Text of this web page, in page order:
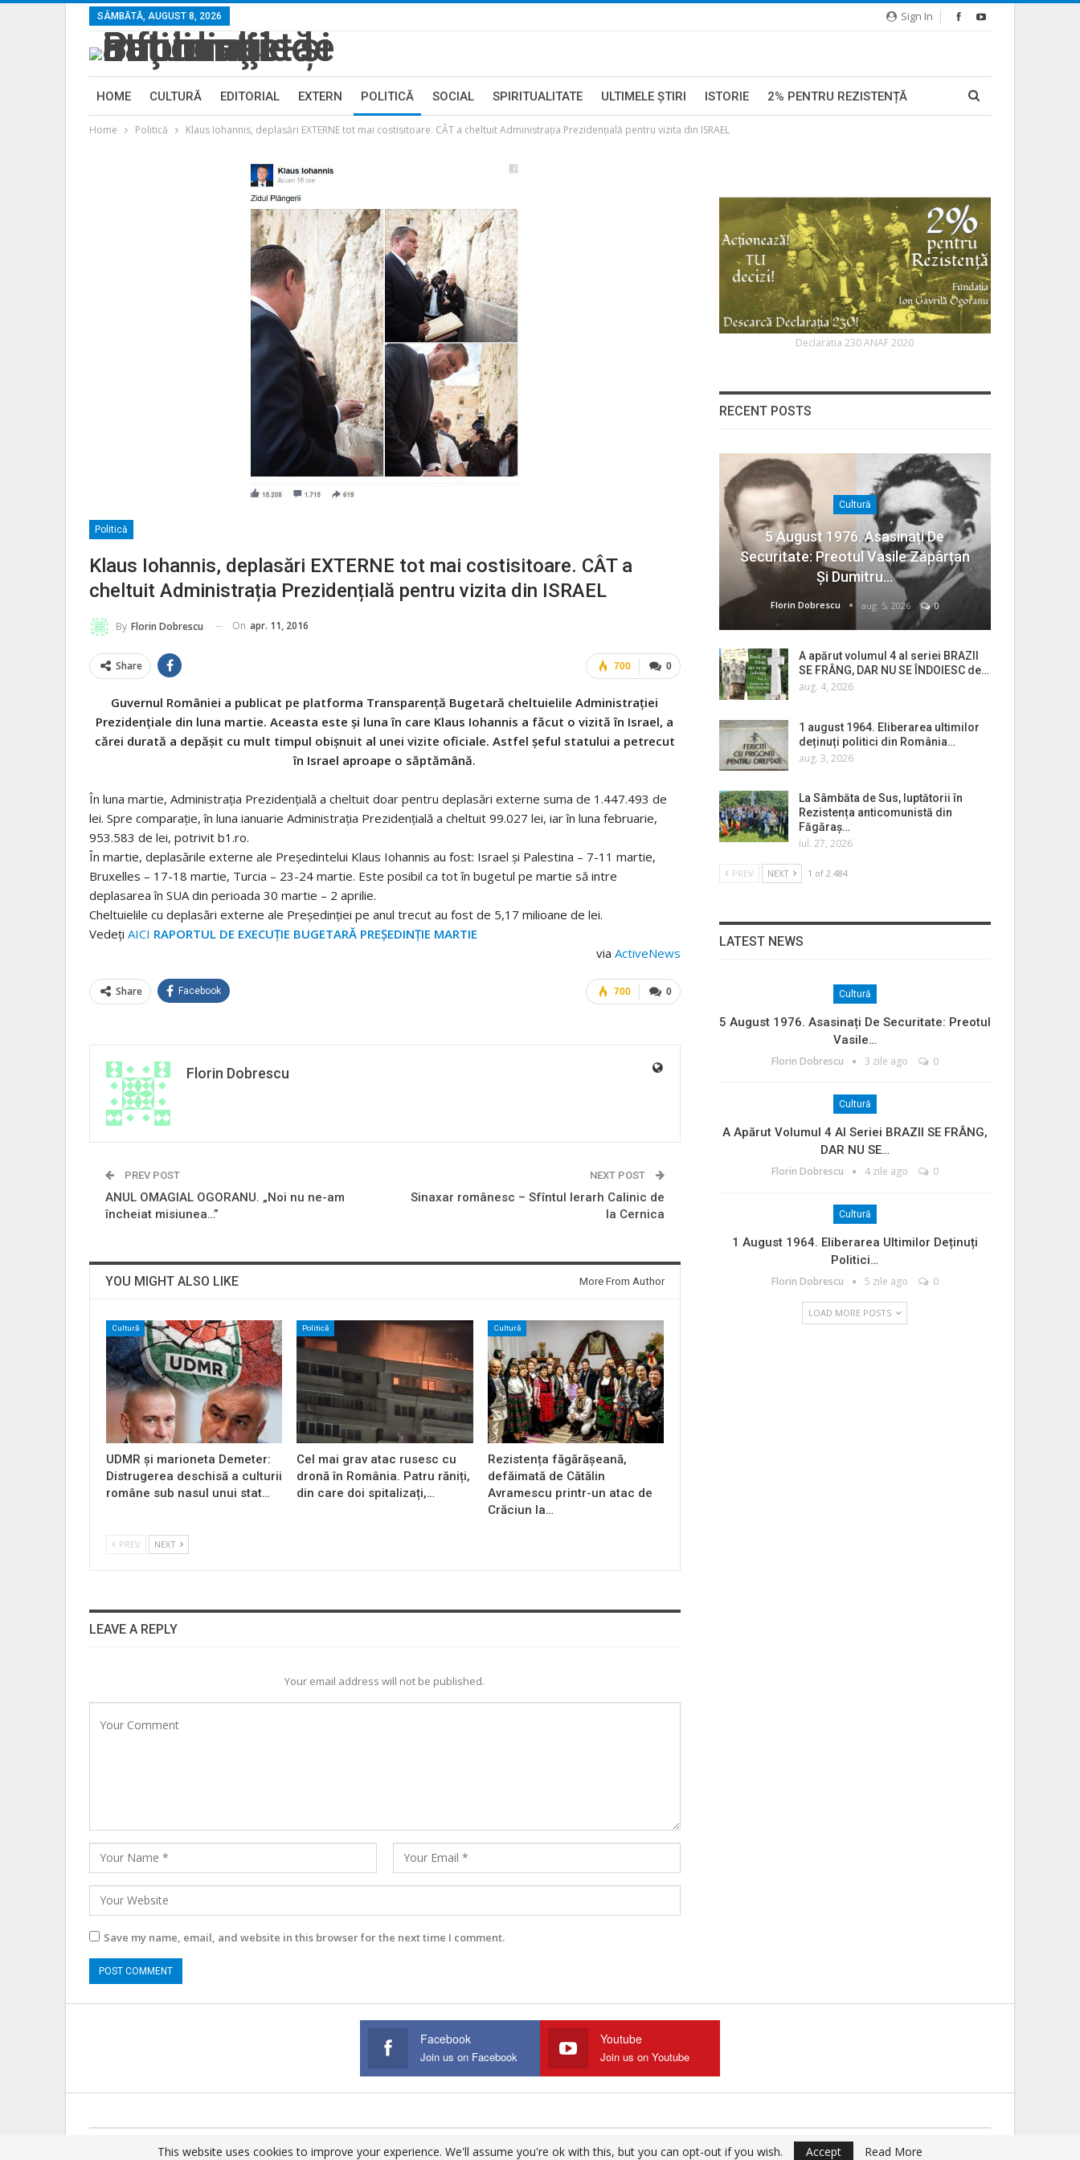
Sign In
SÂMBĂTĂ, AUGUST 8, 2026
HOME CULTURĂ EDITORIAL EXTERN POLITICĂ SOCIAL SPIRITUALITATE ULTIMELE ŞTIRI ISTORIE 2% PENTRU REZISTENȚĂ
Home Politică Klaus Iohannis, deplasări EXTERNE tot mai costisitoare. CÂT a cheltuit Administrația Prezidențială pentru vizita din ISRAEL
Politică
Klaus Iohannis, deplasări EXTERNE tot mai costisitoare. CÂT a
cheltuit Administrația Prezidențială pentru vizita din ISRAEL
By Florin Dobrescu On apr. 11, 2016
0
700
Share
Guvernul României a publicat pe platforma Transparență Bugetară cheltuielile Administrației
Prezidențiale din luna martie. Aceasta este și luna în care Klaus Iohannis a făcut o vizită în Israel, a
cărei durată a depășit cu mult timpul obișnuit al unei vizite oficiale. Astfel șeful statului a petrecut
în Israel aproape o săptămână.
În luna martie, Administrația Prezidențială a cheltuit doar pentru deplasări externe suma de 1.447.493 de
lei. Spre comparație, în luna ianuarie Administrația Prezidențială a cheltuit 99.027 lei, iar în luna februarie,
953.583 de lei, potrivit b1.ro.
În martie, deplasările externe ale Președintelui Klaus Iohannis au fost: Israel și Palestina – 7-11 martie,
Bruxelles – 17-18 martie, Turcia – 23-24 martie. Este posibil ca tot în bugetul pe martie să intre
deplasarea în SUA din perioada 30 martie – 2 aprilie.
Cheltuielile cu deplasări externe ale Președinției pe anul trecut au fost de 5,17 milioane de lei.
Vedeți AICI RAPORTUL DE EXECUȚIE BUGETARĂ PREȘEDINȚIE MARTIE
via ActiveNews
0
700
Share Facebook
Florin Dobrescu
PREV POST
ANUL OMAGIAL OGORANU. „Noi nu ne-am
încheiat misiunea…”
NEXT POST
Sinaxar românesc – Sfîntul Ierarh Calinic de
la Cernica
YOU MIGHT ALSO LIKE More From Author
Cultură
UDMR și marioneta Demeter:
Distrugerea deschisă a culturii
române sub nasul unui stat…
Politică
Cel mai grav atac rusesc cu
dronă în România. Patru răniți,
din care doi spitalizați,…
Cultură
Rezistența făgărășeană,
defăimată de Cătălin
Avramescu printr-un atac de
Crăciun la…
PREV NEXT
LEAVE A REPLY
Your email address will not be published.
Save my name, email, and website in this browser for the next time I comment.
Declaratia 230 ANAF 2020
RECENT POSTS
Cultură
5 August 1976. Asasinați De
Securitate: Preotul Vasile Zăpârțan
Și Dumitru…
Florin Dobrescu aug. 5, 2026 0
A apărut volumul 4 al seriei BRAZII
SE FRÂNG, DAR NU SE ÎNDOIESC de…
aug. 4, 2026
1 august 1964. Eliberarea ultimilor
deținuți politici din România…
aug. 3, 2026
La Sâmbăta de Sus, luptătorii în
Rezistența anticomunistă din
Făgăraș…
iul. 27, 2026
PREV NEXT 1 of 2.484
LATEST NEWS
Cultură
5 August 1976. Asasinați De Securitate: Preotul
Vasile…
Florin Dobrescu 3 zile ago 0
Cultură
A Apărut Volumul 4 Al Seriei BRAZII SE FRÂNG,
DAR NU SE…
Florin Dobrescu 4 zile ago 0
Cultură
1 August 1964. Eliberarea Ultimilor Deținuți
Politici…
Florin Dobrescu 5 zile ago 0
LOAD MORE POSTS
Facebook
Join us on Facebook
Youtube
Join us on Youtube
This website uses cookies to improve your experience. We'll assume you're ok with this, but you can opt-out if you wish. Accept Read More